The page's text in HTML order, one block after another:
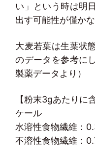
い」という時は明
出す可能性が僅か
大麦若葉は生葉状
のデータを参考に
製薬データより）
【粉末3gあたりに
ケール
水溶性食物繊維：
不溶性食物繊維：